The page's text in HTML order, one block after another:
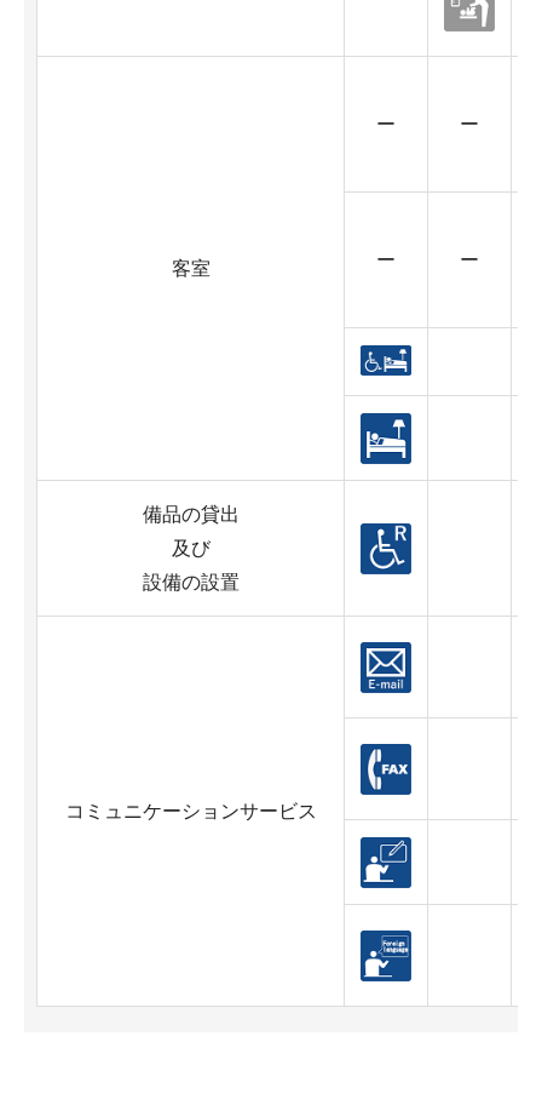
客室
ー ー
ー ー
備品の貸出
及び
設備の設置
コミュニケーションサービス